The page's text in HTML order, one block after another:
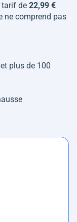
tarif de 22,99 €
ne comprend pas
plus de 100